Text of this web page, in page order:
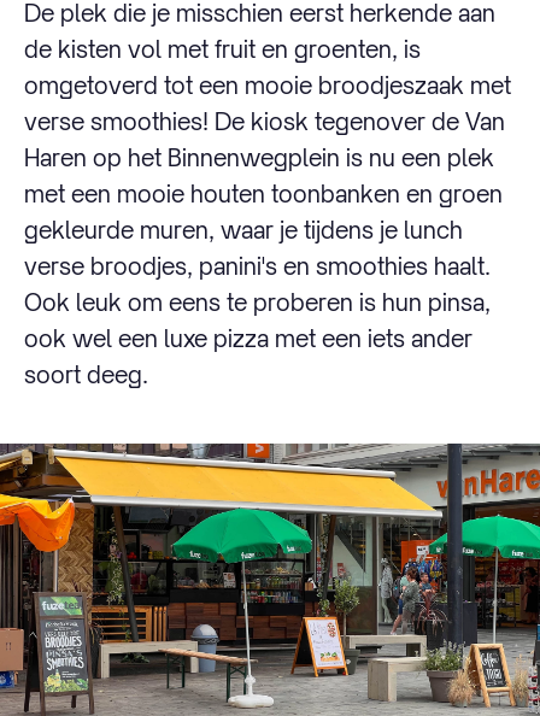
De plek die je misschien eerst herkende aan
de kisten vol met fruit en groenten, is
omgetoverd tot een mooie broodjeszaak met
verse smoothies! De kiosk tegenover de Van
Haren op het Binnenwegplein is nu een plek
met een mooie houten toonbanken en groen
gekleurde muren, waar je tijdens je lunch
verse broodjes, panini's en smoothies haalt.
Ook leuk om eens te proberen is hun pinsa,
ook wel een luxe pizza met een iets ander
soort deeg.